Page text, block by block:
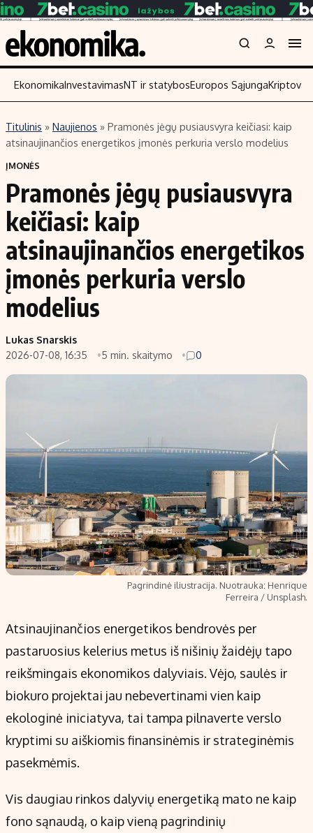
Turinys
Naujienos
Aplinka
Verslas
Energetika
Ekonomika
Politika
NT ir statybos
Skaitykite
Įmonės
Žemės ūkis
Laisvalaikis
Populiarios temos
Kriptovaliutos
Infliacija
Migracija
Įdomios naujienos
Redakcija
Apie mus
Redakcijos politika
Kontaktai
Regionų naujienos
Indėlių palūkanos
EkonomikaInvestavimasNT ir statybosEuropos Sąjunga
Titulinis » Naujienos » Pramonės jėgų pusiausvyra keičiasi: kaip
atsinaujinančios energetikos įmonės perkuria verslo modelius
ĮMONĖS
Pramonės jėgų pusiausvyra
keičiasi: kaip
atsinaujinančios energetikos
įmonės perkuria verslo
modelius
Lukas Snarskis
2026-07-08, 16:35
5 min. skaitymo 0
Pagrindinė iliustracija. Nuotrauka: Henrique
Ferreira / Unsplash.
Atsinaujinančios energetikos bendrovės per
pastaruosius kelerius metus iš nišinių žaidėjų tapo
reikšmingais ekonomikos dalyviais. Vėjo, saulės ir
biokuro projektai jau nebevertinami vien kaip
ekologinė iniciatyva, tai tampa pilnaverte verslo
kryptimi su aiškiomis finansinėmis ir strateginėmis
pasekmėmis.
Vis daugiau rinkos dalyvių energetiką mato ne kaip
fono sąnaudą, o kaip vieną pagrindinių